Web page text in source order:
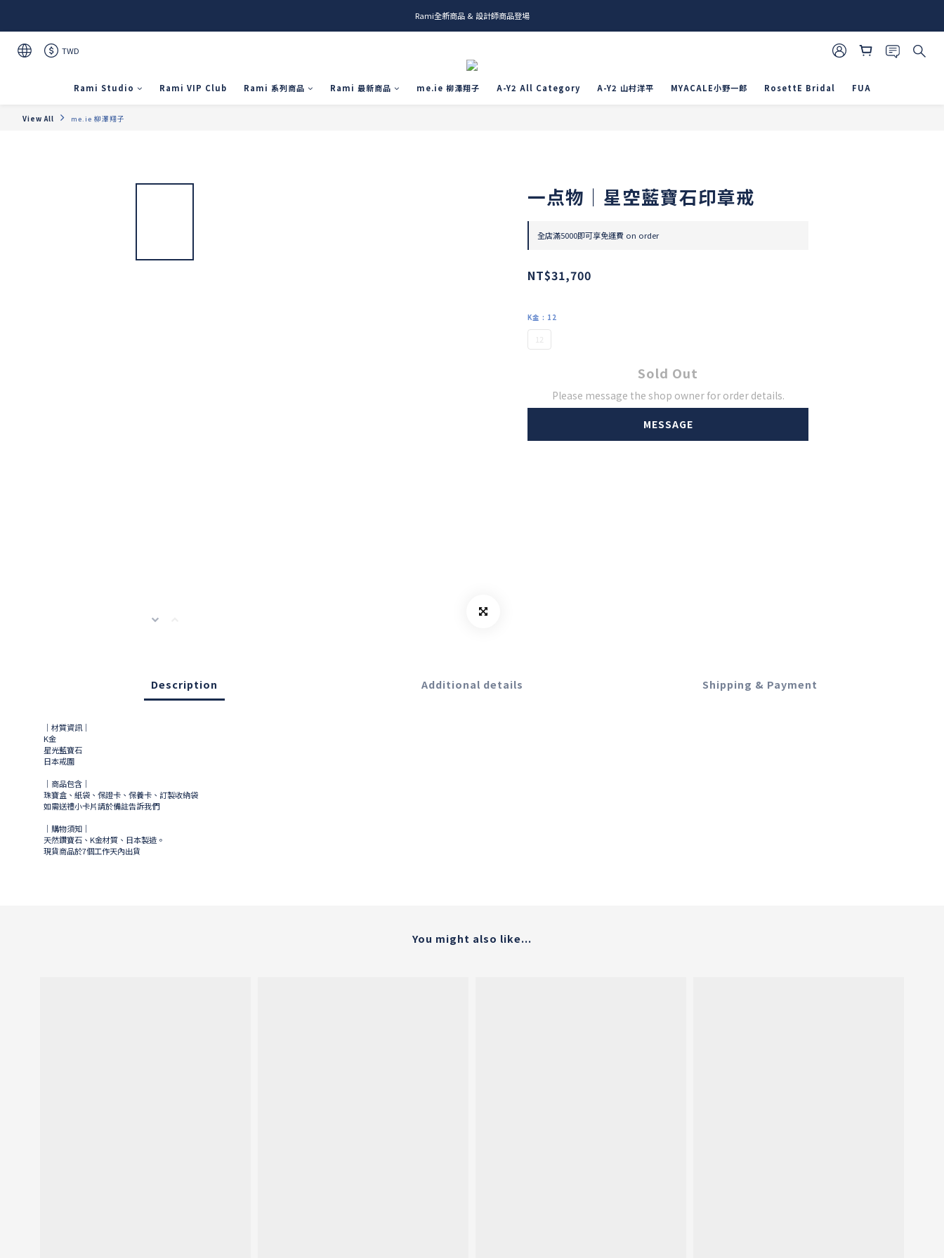
me.ie & A-Y2 新發售
Rami全新商品 & 設計師商品登場
TWD
Rami Studio Rami VIP Club Rami 系列商品 Rami 最新商品 me.ie 柳澤翔子 A-Y2 All Category A-Y2 山村洋平 MYACALE小野一郎 RosettE Bridal FUA
View All me.ie 柳澤翔子
一点物｜星空藍寶石印章戒
全店滿5000即可享免運費 on order
NT$31,700
K金 : 12
12
Sold Out
Please message the shop owner for order details.
MESSAGE
Description Additional details Shipping & Payment
｜材質資訊｜
K金
星光藍寶石
日本戒圍
｜商品包含｜
珠寶盒、紙袋、保證卡、保養卡、訂製收納袋
如需送禮小卡片請於備註告訴我們
｜購物須知｜
天然鑽寶石、K金材質、日本製造。
現貨商品於7個工作天內出貨
You might also like...